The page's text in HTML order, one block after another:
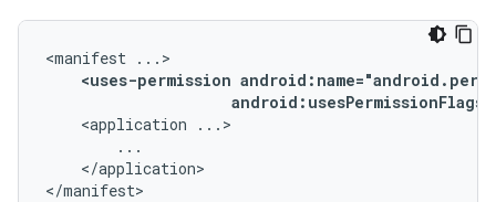
<manifest
<uses-permission
<application
</application>
</manifest>